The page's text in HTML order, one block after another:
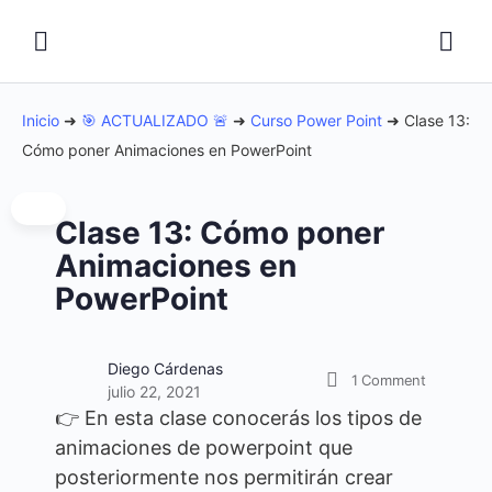
Inicio ➜ 🎯 ACTUALIZADO 🚨 ➜ Curso Power Point ➜ Clase 13:
Cómo poner Animaciones en PowerPoint
Clase 13: Cómo poner
Animaciones en
PowerPoint
Diego Cárdenas
julio 22, 2021
1Comment
👉 En esta clase conocerás los tipos de
animaciones de powerpoint que
posteriormente nos permitirán crear